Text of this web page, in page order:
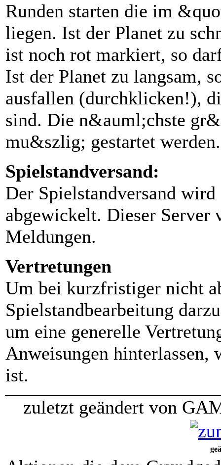
Runden starten die im
liegen. Ist der Planet zu
ist noch rot markiert, so
Ist der Planet zu langsam,
ausfallen (durchklicken!),
sind. Die n&auml;chste
mu&szlig; gestartet werden.
Spielstandversand:
Der Spielstandversand
abgewickelt. Dieser Server
Meldungen.
Vertretungen
Um bei kurzfristiger nicht
Spielstandbearbeitung
um eine generelle
Anweisungen hinterlassen,
ist.
zuletzt geändert von